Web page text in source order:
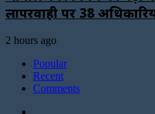
लापरवाही पर 38
2 hours ago
Popular
Recent
Comments